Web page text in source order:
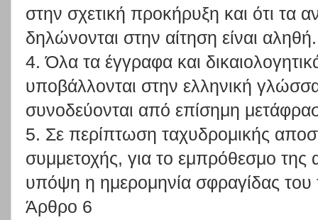
στην σχετική προκήρυξη και ότι τα
δηλώνονται στην αίτηση είναι αληθή.
4. Όλα τα έγγραφα και
υποβάλλονται στην ελληνική
συνοδεύονται από επίσημη
5. Σε περίπτωση ταχυδρομικής
συμμετοχής, για το εμπρόθεσμο της
υπόψη η ημερομηνία σφραγίδας του
Άρθρο 6